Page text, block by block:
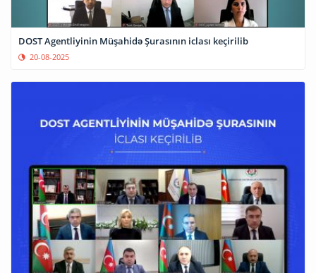
DOST Agentliyinin Müşahidə Şurasının iclası keçirilib
20-08-2025